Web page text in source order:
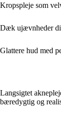
Kropspleje som
Dæk ujævnheder
Glattere hud med
Langsigtet
bæredygtig og